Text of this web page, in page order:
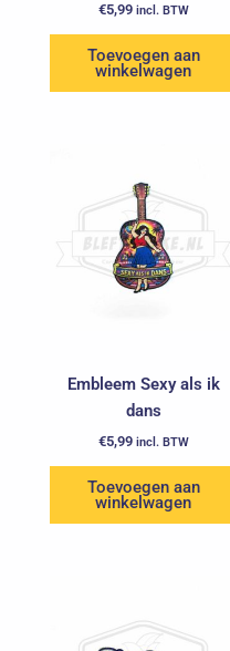
€5,99 incl. BTW
Toevoegen aan
winkelwagen
Embleem Sexy als ik
dans
€5,99 incl. BTW
Toevoegen aan
winkelwagen